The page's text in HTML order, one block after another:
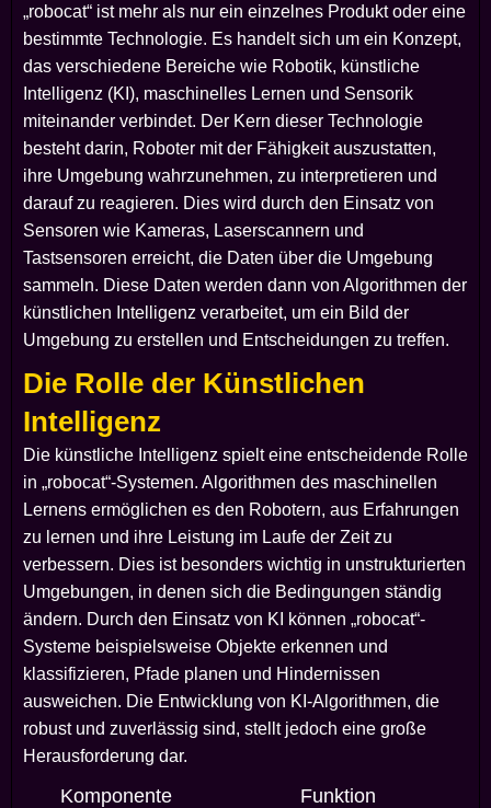
„robocat“ ist mehr als nur ein einzelnes Produkt oder eine
bestimmte Technologie. Es handelt sich um ein Konzept,
das verschiedene Bereiche wie Robotik, künstliche
Intelligenz (KI), maschinelles Lernen und Sensorik
miteinander verbindet. Der Kern dieser Technologie
besteht darin, Roboter mit der Fähigkeit auszustatten,
ihre Umgebung wahrzunehmen, zu interpretieren und
darauf zu reagieren. Dies wird durch den Einsatz von
Sensoren wie Kameras, Laserscannern und
Tastsensoren erreicht, die Daten über die Umgebung
sammeln. Diese Daten werden dann von Algorithmen der
künstlichen Intelligenz verarbeitet, um ein Bild der
Umgebung zu erstellen und Entscheidungen zu treffen.
Die Rolle der Künstlichen
Intelligenz
Die künstliche Intelligenz spielt eine entscheidende Rolle
in „robocat“-Systemen. Algorithmen des maschinellen
Lernens ermöglichen es den Robotern, aus Erfahrungen
zu lernen und ihre Leistung im Laufe der Zeit zu
verbessern. Dies ist besonders wichtig in unstrukturierten
Umgebungen, in denen sich die Bedingungen ständig
ändern. Durch den Einsatz von KI können „robocat“-
Systeme beispielsweise Objekte erkennen und
klassifizieren, Pfade planen und Hindernissen
ausweichen. Die Entwicklung von KI-Algorithmen, die
robust und zuverlässig sind, stellt jedoch eine große
Herausforderung dar.
Komponente
Funktion